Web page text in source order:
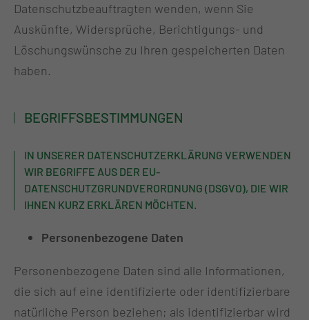
Datenschutzbeauftragten wenden, wenn Sie
Auskünfte, Widersprüche, Berichtigungs- und
Löschungswünsche zu Ihren gespeicherten Daten
haben.
BEGRIFFSBESTIMMUNGEN
IN UNSERER DATENSCHUTZERKLÄRUNG VERWENDEN
WIR BEGRIFFE AUS DER EU-
DATENSCHUTZGRUNDVERORDNUNG (DSGVO), DIE WIR
IHNEN KURZ ERKLÄREN MÖCHTEN.
Personenbezogene Daten
Personenbezogene Daten sind alle Informationen,
die sich auf eine identifizierte oder identifizierbare
natürliche Person beziehen; als identifizierbar wird